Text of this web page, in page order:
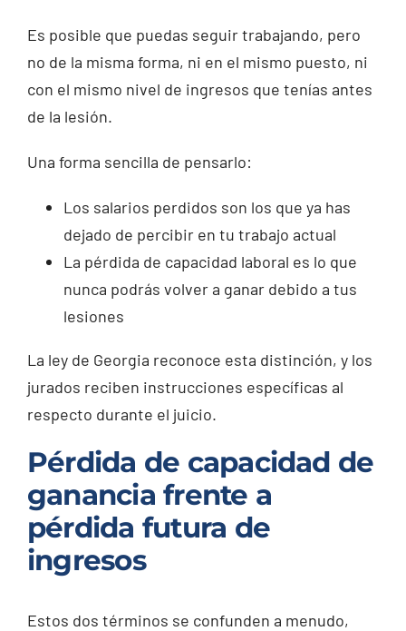
Es posible que puedas seguir trabajando, pero
no de la misma forma, ni en el mismo puesto, ni
con el mismo nivel de ingresos que tenías antes
de la lesión.
Una forma sencilla de pensarlo:
Los salarios perdidos son los que ya has
dejado de percibir en tu trabajo actual
La pérdida de capacidad laboral es lo que
nunca podrás volver a ganar debido a tus
lesiones
La ley de Georgia reconoce esta distinción, y los
jurados reciben instrucciones específicas al
respecto durante el juicio.
Pérdida de capacidad de
ganancia frente a
pérdida futura de
ingresos
Estos dos términos se confunden a menudo,